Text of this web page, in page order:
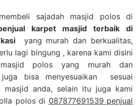
sajadah masjid polos di
karpet masjid terbaik di
yang murah dan berkualitas,
lagi bingung , karena kami disini
polos yang murah dan
bisa menyesuaikan sesuai
masjid anda, selain itu juga kami
polos di 087877691539 penjual